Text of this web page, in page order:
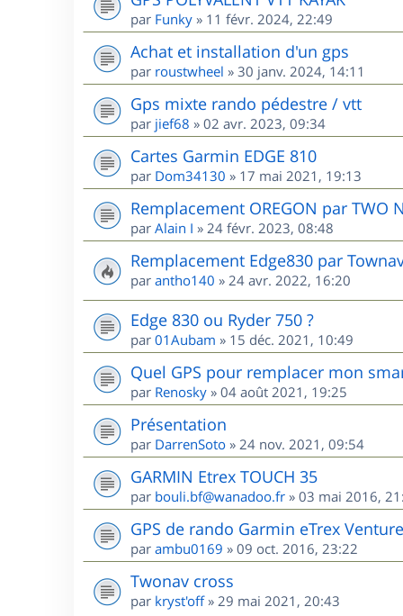
par Funky » 11 févr. 2024, 22:49
Achat et installation d'un gps
par roustwheel » 30 janv. 2024, 14:11
Gps mixte rando pédestre / vtt
par jief68 » 02 avr. 2023, 09:34
Cartes Garmin EDGE 810
par Dom34130 » 17 mai 2021, 19:13
Remplacement OREGON par TWO
par Alain I » 24 févr. 2023, 08:48
Remplacement Edge830 par
par antho140 » 24 avr. 2022, 16:20
Edge 830 ou Ryder 750 ?
par 01Aubam » 15 déc. 2021, 10:49
Quel GPS pour remplacer mon
par Renosky » 04 août 2021, 19:25
Présentation
par DarrenSoto » 24 nov. 2021, 09:54
GARMIN Etrex TOUCH 35
par bouli.bf@wanadoo.fr » 03 mai 2016,
GPS de rando Garmin eTrex
par ambu0169 » 09 oct. 2016, 23:22
Twonav cross
par kryst'off» 29 mai 2021, 20:43